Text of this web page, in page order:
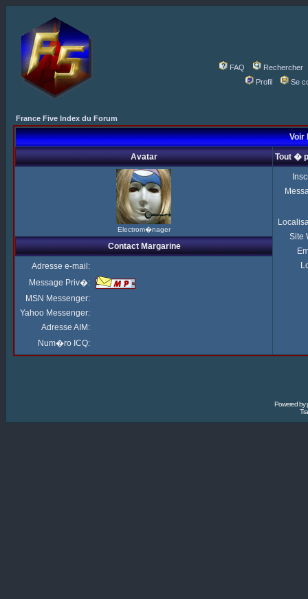
FAQ
Rechercher
Profil
Se
France Five Index du Forum
Voir
Avatar Tout �
Electrom�nager
Site
Contact Margarine
Adresse e-mail:
Message Priv�:
MSN Messenger:
Yahoo Messenger:
Adresse AIM:
Num�ro ICQ:
Powered by